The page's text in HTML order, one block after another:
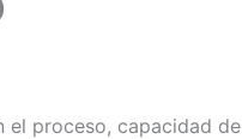
el proceso, capacidad de